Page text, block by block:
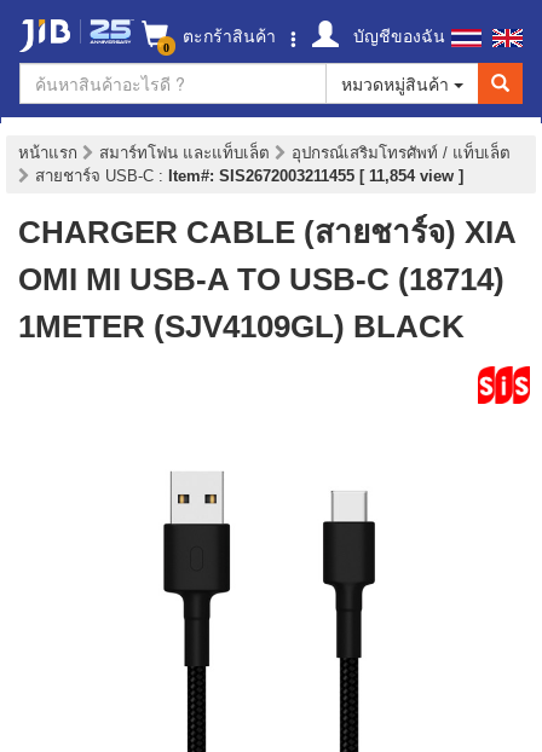
0 ตะกร้าสินค้า
บัญชีของฉัน
หมวดหมู่สินค้า
หน้าแรก สมาร์ทโฟน และแท็บเล็ต
อุปกรณ์เสริมโทรศัพท์ / แท็บเล็ต
สายชาร์จ USB-C : Item#: SIS2672003211455 [ 11,854 view ]
CHARGER CABLE (สายชาร์จ) XIA
OMI MI USB-A TO USB-C (18714)
1METER (SJV4109GL) BLACK